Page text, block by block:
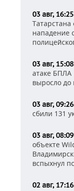
03 авг, 16:25
Татарстана
нападение
03 авг, 15:08
атаке БПЛА
выросло до
03 авг, 09:26
сбили 131
03 авг, 08:09
объекте
вспыхнул
02 авг, 17:16